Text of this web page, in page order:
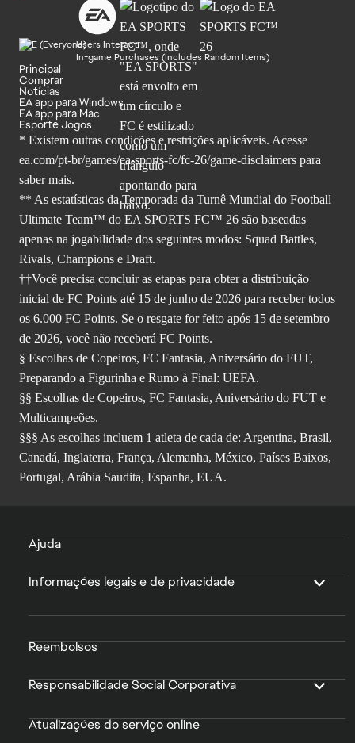
Users Interact
In-game Purchases (Includes Random Items)
Principal
Comprar
Notícias
EA app para Windows
EA app para Mac
Esporte Jogos
* Existem outras condições e restrições aplicáveis. Acesse
ea.com/pt-br/games/ea-sports-fc/fc-26/game-disclaimers para
saber mais.
** As estatísticas da Temporada da Turnê Mundial do Football
Ultimate Team™ do EA SPORTS FC™ 26 são baseadas
apenas na jogabilidade dos seguintes modos: Squad Battles,
Rivals, Champions e Draft.
††Você precisa concluir as etapas para obter a distribuição
inicial de FC Points até 15 de junho de 2026 para receber todos
os 6.000 FC Points. Se o resgate for feito após 15 de setembro
de 2026, você não receberá FC Points.
§ Escolhas de Copeiros, FC Fantasia, Aniversário do FUT,
Preparando a Figurinha e Rumo à Final: UEFA.
§§ Escolhas de Copeiros, FC Fantasia, Aniversário do FUT e
Multicampeões.
§§§ As escolhas incluem 1 atleta de cada de: Argentina, Brasil,
Canadá, Inglaterra, França, Alemanha, México, Países Baixos,
Portugal, Arábia Saudita, Espanha, EUA.
Ajuda
Informações legais e de privacidade
Reembolsos
Responsabilidade Social Corporativa
Atualizações do serviço online